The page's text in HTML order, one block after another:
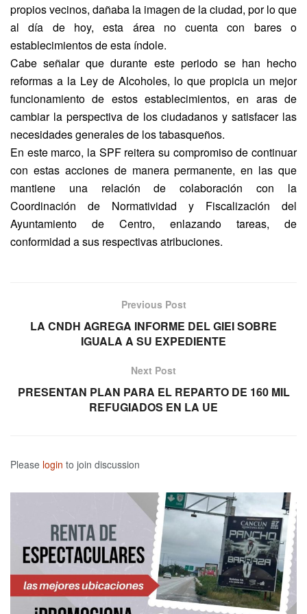
propios vecinos, dañaba la imagen de la ciudad, por lo que
al día de hoy, esta área no cuenta con bares o
establecimientos de esta índole.
Cabe señalar que durante este periodo se han hecho
reformas a la Ley de Alcoholes, lo que propicia un mejor
funcionamiento de estos establecimientos, en aras de
cambiar la perspectiva de los ciudadanos y satisfacer las
necesidades generales de los tabasqueños.
En este marco, la SPF reitera su compromiso de continuar
con estas acciones de manera permanente, en las que
mantiene una relación de colaboración con la
Coordinación de Normatividad y Fiscalización del
Ayuntamiento de Centro, enlazando tareas, de
conformidad a sus respectivas atribuciones.
Previous Post
LA CNDH AGREGA INFORME DEL GIEI SOBRE
IGUALA A SU EXPEDIENTE
Next Post
PRESENTAN PLAN PARA EL REPARTO DE 160 MIL
REFUGIADOS EN LA UE
Please login to join discussion